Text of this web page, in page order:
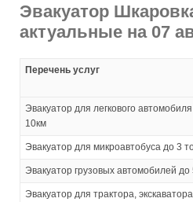
Эвакуатор
актуальные на 07
Перечень услуг
Эвакуатор для легкового
10км
Эвакуатор для микроавтобуса до 3
Эвакуатор грузовых автомобилей
Эвакуатор для трактора,